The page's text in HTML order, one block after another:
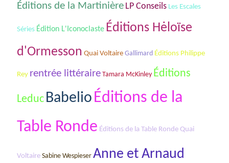
Éditions de la Martinière LP Conseils Les Escales
Séries Édition L'Iconoclaste Éditions Hėloïse
d'Ormesson Quai Voltaire Gallimard Éditions Philippe
Rey rentrée littéraire Tamara McKinley Éditions
Leduc BabelioÉditions de la
Table Ronde Éditions de la Table Ronde Quai
Voltaire Sabine Wespieser Anne et Arnaud